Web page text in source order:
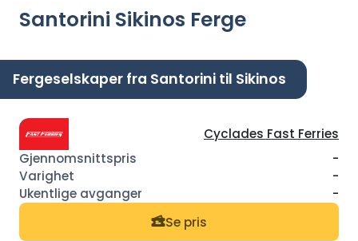
Santorini Sikinos Ferge
Fergeselskaper fra Santorini til Sikinos
Cyclades Fast Ferries
-
-
-
Se pris